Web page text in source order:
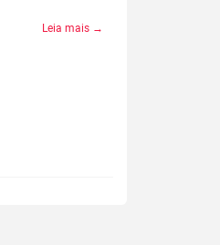
Leia mais →